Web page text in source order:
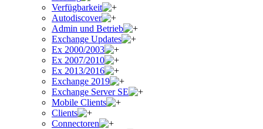
Verfügbarkeit
Autodiscover
Admin und Betrieb
Exchange Updates
Ex 2000/2003
Ex 2007/2010
Ex 2013/2016
Exchange 2019
Exchange Server SE
Mobile Clients
Clients
Connectoren